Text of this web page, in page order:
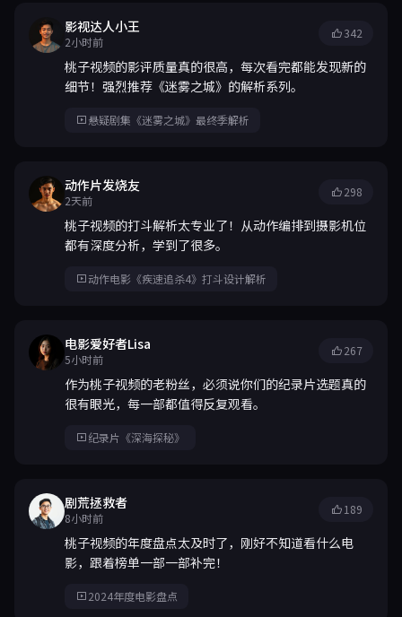
影视达人小王
2小时前
342
桃子视频的影评质量真的很高，每次看完都能发现新的
细节！强烈推荐《迷雾之城》的解析系列。
悬疑剧集《迷雾之城》最终季解析
动作片发烧友
2天前
298
桃子视频的打斗解析太专业了！从动作编排到摄影机位
都有深度分析，学到了很多。
动作电影《疾速追杀4》打斗设计解析
电影爱好者Lisa
5小时前
267
作为桃子视频的老粉丝，必须说你们的纪录片选题真的
很有眼光，每一部都值得反复观看。
纪录片《深海探秘》
剧荒拯救者
8小时前
189
桃子视频的年度盘点太及时了，刚好不知道看什么电
影，跟着榜单一部一部补完！
2024年度电影盘点